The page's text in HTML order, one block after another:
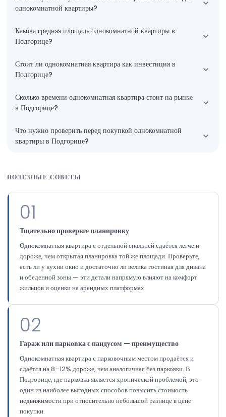
однокомнатной квартиры?
Какова средняя площадь однокомнатной квартиры в
Подгорице?
Стоит ли однокомнатная квартира как инвестиция в
Подгорице?
Сколько времени однокомнатная квартира стоит на рынке
в Подгорице?
Что нужно проверить перед покупкой однокомнатной
квартиры в Подгорице?
ПОЛЕЗНЫЕ СОВЕТЫ
01
Тщательно проверьте планировку
Однокомнатная квартира с отдельной спальней сдаётся легче и
дороже, чем открытая планировка той же площади. Проверьте,
есть ли у кухни окно и достаточно ли велика гостиная для дивана
и обеденной зоны — эти детали напрямую влияют на комфорт
жильцов и оценки на арендных платформах.
02
Гараж или парковка с пандусом — преимущество
Однокомнатная квартира с парковочным местом продаётся и
сдаётся на 8–12% дороже, чем аналогичная без парковки. В
Подгорице, где парковка является хронической проблемой, это
один из наиболее выгодных способов повысить стоимость
недвижимости при относительно небольшой разнице в цене
покупки.